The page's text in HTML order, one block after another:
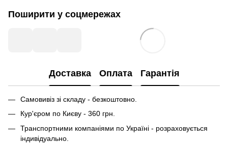
Поширити у соцмережах
Доставка Оплата Гарантія
Самовивіз зі складу - безкоштовно.
Кур'єром по Києву - 360 грн.
Транспортними компаніями по Україні - розраховується
індивідуально.